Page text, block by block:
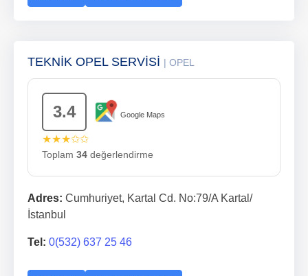
TEKNİK OPEL SERVİSİ | OPEL
3.4 Google Maps
★★★✩✩
Toplam 34 değerlendirme
Adres: Cumhuriyet, Kartal Cd. No:79/A Kartal/
İstanbul
Tel: 0(532) 637 25 46